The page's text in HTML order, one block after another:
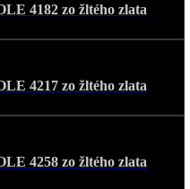
4182 zo žltého zlata
4217 zo žltého zlata
4258 zo žltého zlata